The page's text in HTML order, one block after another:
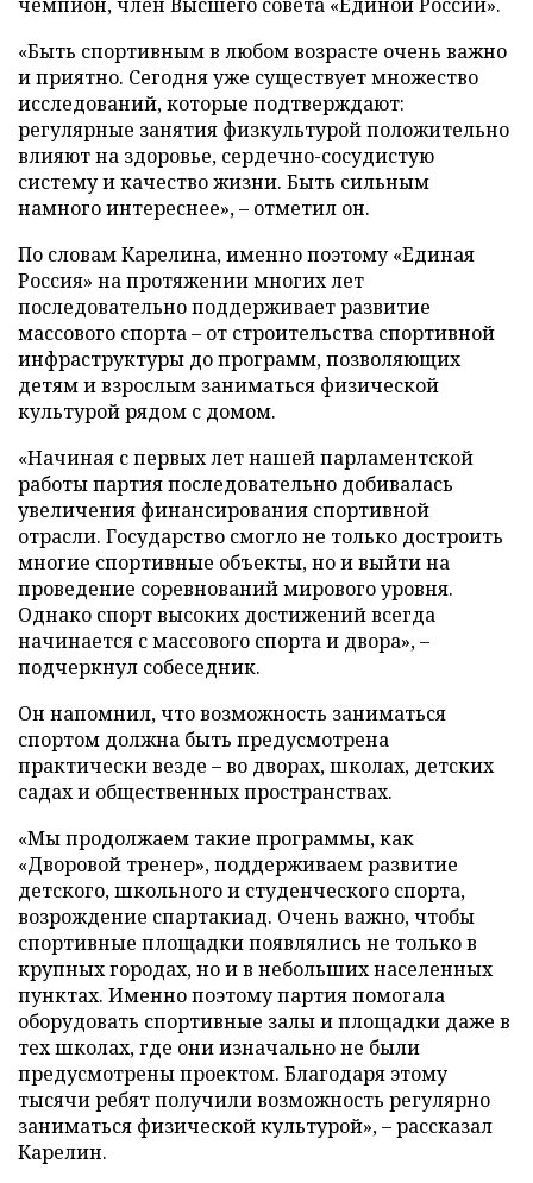
«Быть спортивным в любом возрасте очень важно
и приятно. Сегодня уже существует множество
исследований, которые подтверждают:
регулярные занятия физкультурой положительно
влияют на здоровье, сердечно-сосудистую
систему и качество жизни. Быть сильным
намного интереснее», – отметил он.
По словам Карелина, именно поэтому «Единая
Россия» на протяжении многих лет
последовательно поддерживает развитие
массового спорта – от строительства спортивной
инфраструктуры до программ, позволяющих
детям и взрослым заниматься физической
культурой рядом с домом.
«Начиная с первых лет нашей парламентской
работы партия последовательно добивалась
увеличения финансирования спортивной
отрасли. Государство смогло не только достроить
многие спортивные объекты, но и выйти на
проведение соревнований мирового уровня.
Однако спорт высоких достижений всегда
начинается с массового спорта и двора», –
подчеркнул собеседник.
Он напомнил, что возможность заниматься
спортом должна быть предусмотрена
практически везде – во дворах, школах, детских
садах и общественных пространствах.
«Мы продолжаем такие программы, как
«Дворовой тренер», поддерживаем развитие
детского, школьного и студенческого спорта,
возрождение спартакиад. Очень важно, чтобы
спортивные площадки появлялись не только в
крупных городах, но и в небольших населенных
пунктах. Именно поэтому партия помогала
оборудовать спортивные залы и площадки даже в
тех школах, где они изначально не были
предусмотрены проектом. Благодаря этому
тысячи ребят получили возможность регулярно
заниматься физической культурой», – рассказал
Карелин.